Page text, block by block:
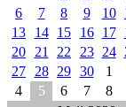
6
7 8 9 10
13
14 15 16 17
20
21 22 23 24
27
28 29 30 1
4
5 6 7 8